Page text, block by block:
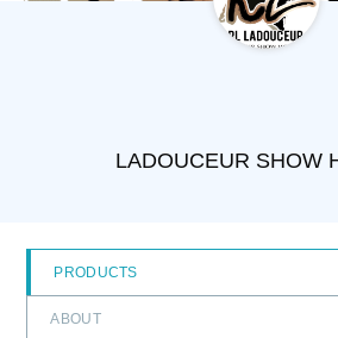
LADOUCEUR SHOW
PRODUCTS
ABOUT